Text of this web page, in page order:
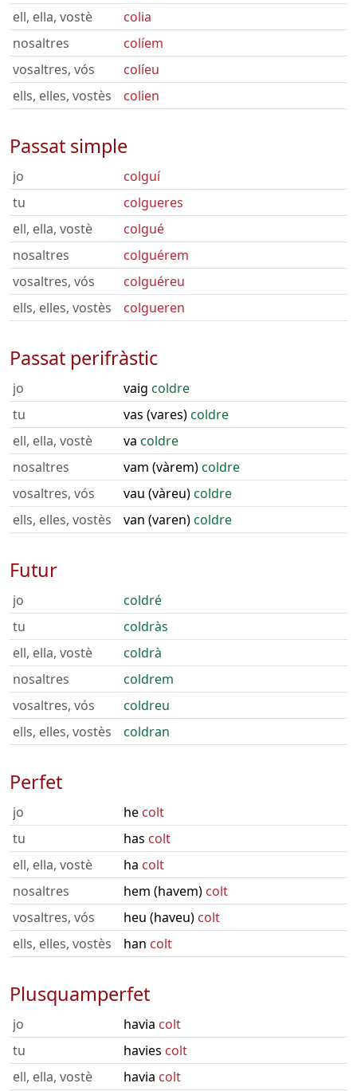
ell, ella, vostè
colia
nosaltres
colíem
vosaltres, vós
colíeu
ells, elles, vostès
colien
Passat simple
jo
colguí
tu
colgueres
ell, ella, vostè
colgué
nosaltres
colguérem
vosaltres, vós
colguéreu
ells, elles, vostès
colgueren
Passat perifràstic
jo vaig coldre
tu
vas (vares)coldre
ell, ella, vostè
va coldre
nosaltres
vam (vàrem)coldre
vosaltres, vós
vau (vàreu)coldre
ells, elles, vostès
van (varen)coldre
Futur
jo
coldré
tu
coldràs
ell, ella, vostè
coldrà
nosaltres
coldrem
vosaltres, vós
coldreu
ells, elles, vostès
coldran
Perfet
jo he colt
tu
has colt
ell, ella, vostè
ha colt
nosaltres
hem (havem) colt
vosaltres, vós
heu (haveu) colt
ells, elles, vostès
han colt
Plusquamperfet
jo havia colt
tu
havies colt
ell, ella, vostè
havia colt